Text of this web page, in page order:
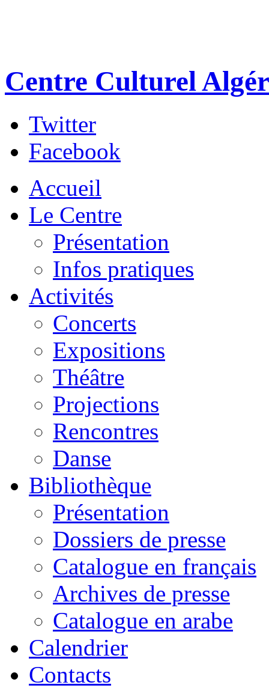
Centre Culturel
Twitter
Facebook
Accueil
Le Centre
Présentation
Infos pratiques
Activités
Concerts
Expositions
Théâtre
Projections
Rencontres
Danse
Bibliothèque
Présentation
Dossiers de presse
Catalogue en français
Archives de presse
Catalogue en arabe
Calendrier
Contacts